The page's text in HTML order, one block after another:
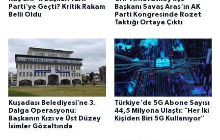
Parti'ye Geçti? Kritik Rakam
Belli Oldu
Başkanı Savaş Aras'ın AK
Parti Kongresinde Rozet
Taktığı Ortaya Çıktı
Kuşadası Belediyesi’ne 3.
Dalga Operasyonu:
Başkanın Kızı ve Üst Düzey
İsimler Gözaltında
Türkiye'de 5G Abone Sayısı
44,5 Milyona Ulaştı: "Her İki
Kişiden Biri 5G Kullanıyor"